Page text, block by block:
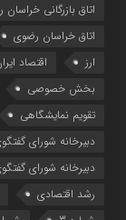
اتاق بازرگانی
اتاق خراسان رضوی
ارز
اقتصاد
بخش خصوصی
تقویم نمایشگاهی
دبیرخانه شورای
دبیرخانه شورای
رشد اقتصادی